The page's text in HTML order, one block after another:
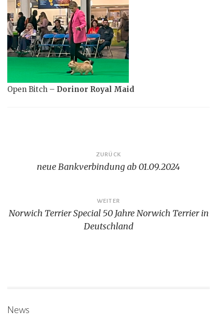
Open Bitch – Dorinor Royal Maid
Beitragsnavigation
ZURÜCK
neue Bankverbindung ab 01.09.2024
WEITER
Norwich Terrier Special 50 Jahre Norwich Terrier in
Deutschland
News